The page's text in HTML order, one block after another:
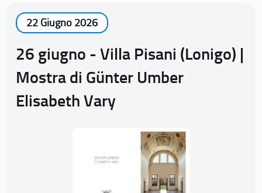
22 Giugno 2026
26 giugno - Villa Pisani (Lonigo) |
Mostra di Günter Umber
Elisabeth Vary